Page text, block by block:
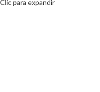
Clic para expandir